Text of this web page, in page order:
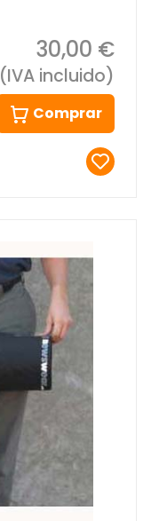
30,00 €
(IVA incluido)
Comprar